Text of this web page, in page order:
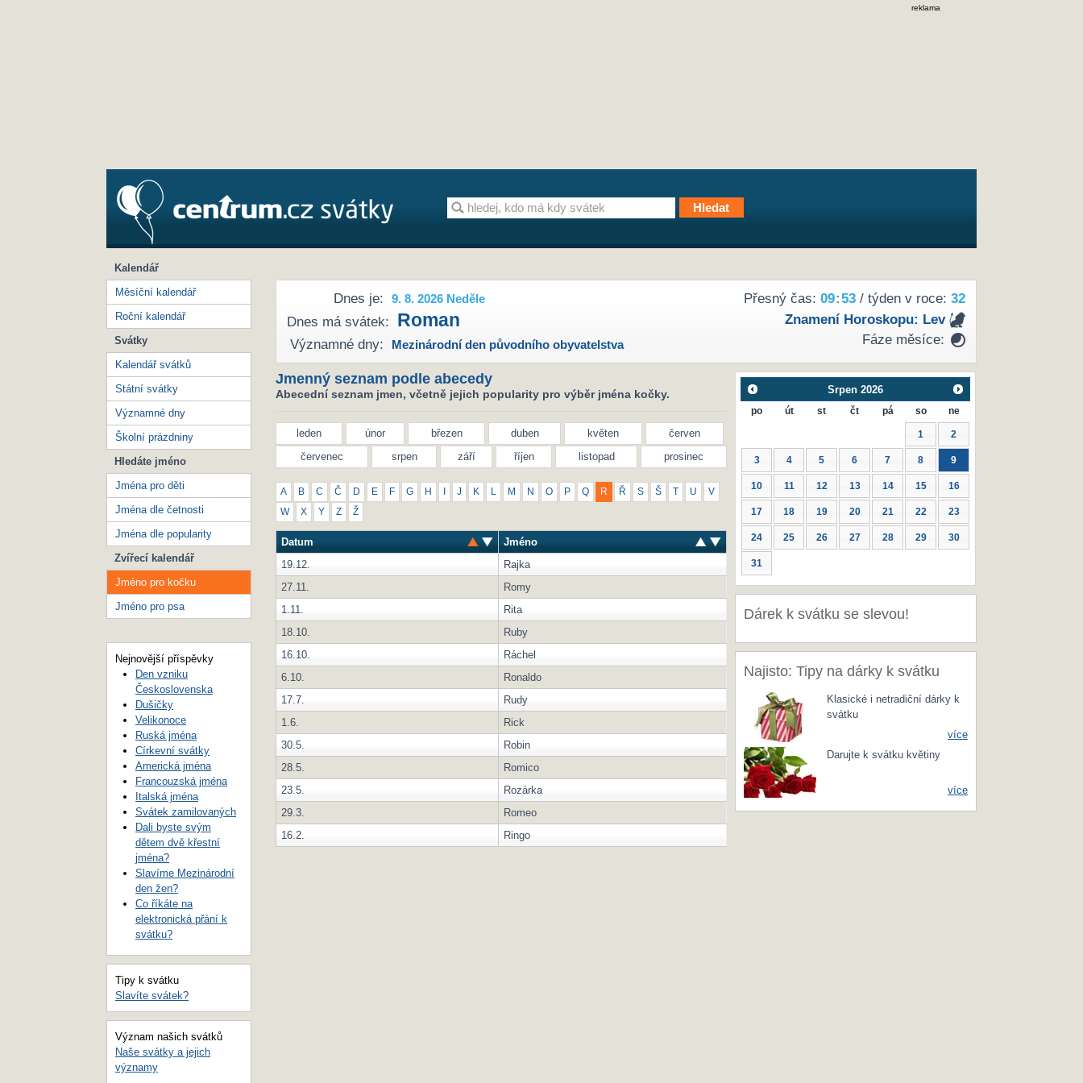
reklama
Přesný čas: 09 53/ týden v roce: 32
Znamení Horoskopu: Lev
Fáze měsíce:
Dnes je: 9. 8. 2026 Neděle
Dnes má svátek: Roman
Významné dny: Mezinárodní den původního obyvatelstva
Jmenný seznam podle abecedy
Abecední seznam jmen, včetně jejich popularity pro výběr jména kočky.
leden únor březen duben květen
červen
červenec
srpen září říjen listopad prosinec
A B C Č D E F G H J K M N O P Q R Ř S Š T U V
W X Y Z Ž
Datum
Jméno
19.12.
Rajka
27.11.
Romy
1.11.
Rita
18.10.
Ruby
16.10.
Ráchel
6.10.
Ronaldo
17.7.
Rudy
1.6.
Rick
30.5.
Robin
28.5.
Romico
23.5.
Rozárka
29.3.
Romeo
16.2.
Ringo
Srpen 2026
po út st čt pá so ne
1 2
3 4 5 6 7 8 9
10 11 12 13 14 15 16
17 18 19 20 21 22 23
24 25 26 27 28 29 30
31
Dárek k svátku se slevou!
Najisto: Tipy na dárky k svátku
Klasické i netradiční dárky k
svátku
více
Darujte k svátku květiny
více
Kalendář
Měsíční kalendář
Roční kalendář
Svátky
Kalendář svátků
Státní svátky
Významné dny
Školní prázdniny
Hledáte jméno
Jména pro děti
Jména dle četnosti
Jména dle popularity
Zvířecí kalendář
Jméno pro kočku
Jméno pro psa
Nejnovější příspěvky
Den vzniku
Československa
Dušičky
Velikonoce
Ruská jména
Církevní svátky
Americká jména
Francouzská jména
Italská jména
Svátek zamilovaných
Dali byste svým
dětem dvě křestní
jména?
Slavíme Mezinárodní
den žen?
Co říkáte na
elektronická přání k
svátku?
Tipy k svátku
Slavíte svátek?
Význam našich svátků
Naše svátky a jejich
významy